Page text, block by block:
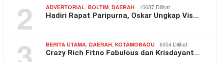
2 ADVERTORIAL BOLTIM DAERAH 10687 Dilihat
Hadiri Rapat Paripurna, Oskar Ungkap Vis…
BERITA UTAMA DAERAH KOTAMOBAGU 6354 Dilihat
Crazy Rich Fitno Fabulous dan Krisdayant…